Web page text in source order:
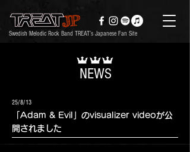
Swedish Melodic Rock Band TREAT’s Japanese Fan Site
NEWS
25/8/13
「Adam & Evil」のvisualizer videoが公
開されました